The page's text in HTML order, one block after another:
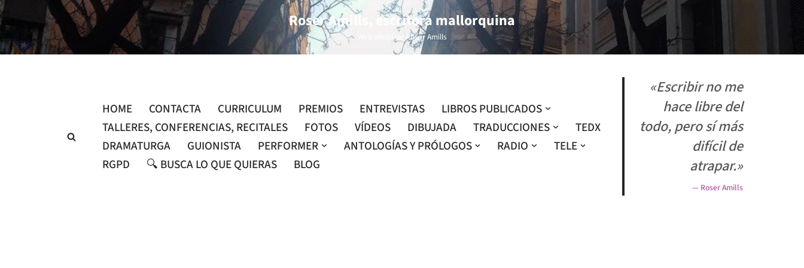
al
contenido
Roser Amills, escritora mallorquina
Web oficial de Roser Amills
HOME CONTACTA CURRICULUM PREMIOS ENTREVISTAS
LIBROS PUBLICADOS
TALLERES, CONFERENCIAS, RECITALES
FOTOS VÍDEOS DIBUJADA TRADUCCIONES
TEDX
DRAMATURGA
GUIONISTA PERFORMER ANTOLOGÍAS Y PRÓLOGOS RADIO
TELE
RGPD
🔍 BUSCA LO QUE QUIERAS BLOG
«Escribir no me
hace libre del
todo, pero sí más
difícil de
atrapar.»
— Roser Amills